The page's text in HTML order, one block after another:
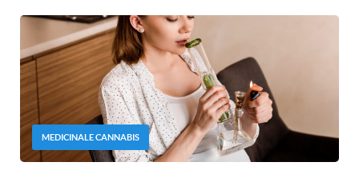
MEDICINALE CANNABIS